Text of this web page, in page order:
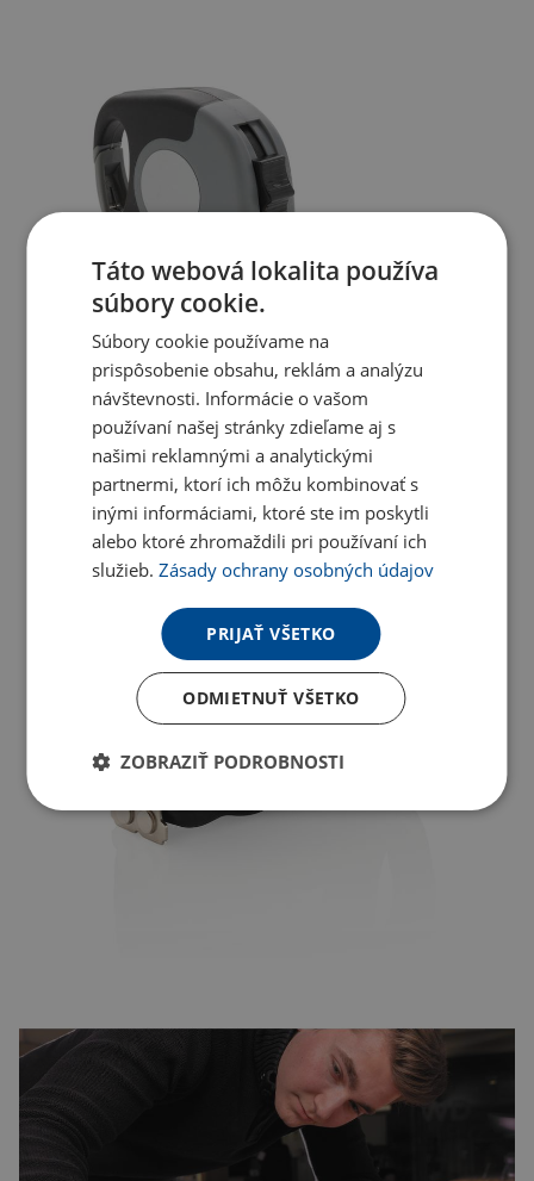
Táto webová lokalita používa
súbory cookie.
Súbory cookie používame na
prispôsobenie obsahu, reklám a analýzu
návštevnosti. Informácie o vašom
používaní našej stránky zdieľame aj s
našimi reklamnými a analytickými
partnermi, ktorí ich môžu kombinovať s
inými informáciami, ktoré ste im poskytli
alebo ktoré zhromaždili pri používaní ich
služieb.Zásady ochrany osobných údajov
PRIJAŤ VŠETKO
ODMIETNUŤ VŠETKO
ZOBRAZIŤ PODROBNOSTI